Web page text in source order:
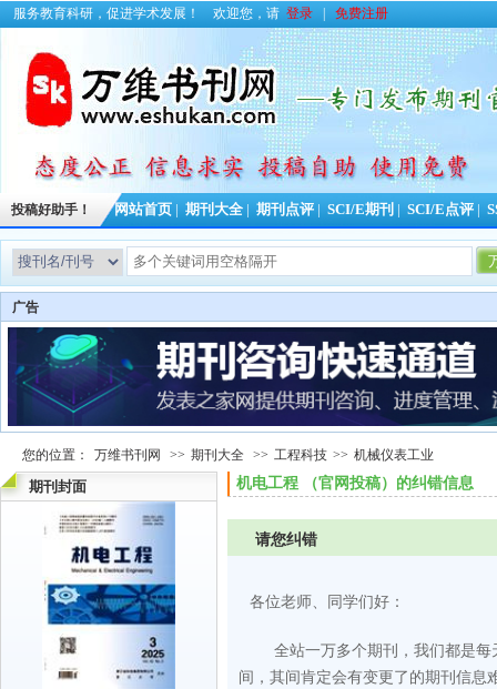
服务教育科研，促进学术发展！ 欢迎您，请 登录 免费注册
投稿好助手！ 网站首页 期刊大全 期刊点评 SCI/E期刊 SCI/E点评
广告
您的位置： 万维书刊网 >> 期刊大全 >> 工程科技 >> 机械仪表工业
期刊封面 机电工程 （官网投稿）的纠错信息
请您纠错
各位老师、同学们好：
全站一万多个期刊，我们都是
间，其间肯定会有变更了的期刊信息